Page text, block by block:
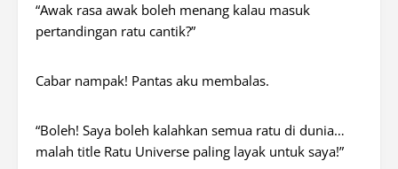
“Awak rasa awak boleh menang kalau masuk
pertandingan ratu cantik?”
Cabar nampak! Pantas aku membalas.
“Boleh! Saya boleh kalahkan semua ratu di dunia…
malah title Ratu Universe paling layak untuk saya!”